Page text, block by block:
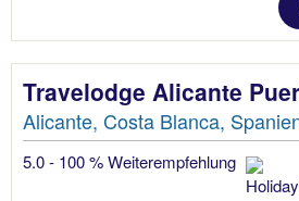
Travelodge Alicante
Alicante, Costa Blanca,
5.0 - 100 % Weiterempfehlung